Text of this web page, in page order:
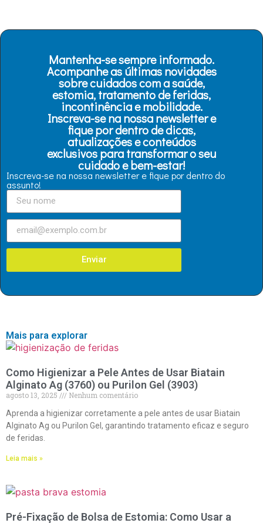
Mantenha-se sempre informado.
Acompanhe as últimas novidades
sobre cuidados com a saúde,
estomia, tratamento de feridas,
incontinência e mobilidade.
Inscreva-se na nossa newsletter e
fique por dentro de dicas,
atualizações e conteúdos
exclusivos para transformar o seu
cuidado e bem-estar!
Inscreva-se na nossa newsletter e fique por dentro do
assunto!
Enviar
Mais para explorar
Como Higienizar a Pele Antes de Usar Biatain
Alginato Ag (3760) ou Purilon Gel (3903)
agosto 13, 2025
Nenhum comentário
Aprenda a higienizar corretamente a pele antes de usar Biatain
Alginato Ag ou Purilon Gel, garantindo tratamento eficaz e seguro
de feridas.
Leia mais »
Pré-Fixação de Bolsa de Estomia: Como Usar a